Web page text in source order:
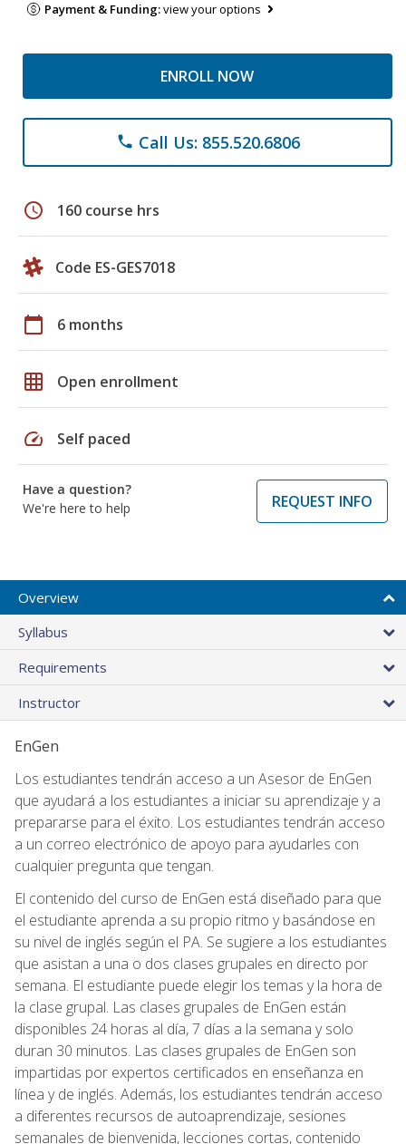
Payment & Funding:view your options
ENROLL NOW
phone Call Us: 855.520.6806
schedule 160 course hrs
Code ES-GES7018
calendar_today 6 months
grid_on Open enrollment
speed Self paced
Have a question?
We're here to help
REQUEST INFO
Overview
Syllabus
Requirements
Instructor
EnGen
Los estudiantes tendrán acceso a un Asesor de EnGen
que ayudará a los estudiantes a iniciar su aprendizaje y a
prepararse para el éxito. Los estudiantes tendrán acceso
a un correo electrónico de apoyo para ayudarles con
cualquier pregunta que tengan.
El contenido del curso de EnGen está diseñado para que
el estudiante aprenda a su propio ritmo y basándose en
su nivel de inglés según el PA. Se sugiere a los estudiantes
que asistan a una o dos clases grupales en directo por
semana. El estudiante puede elegir los temas y la hora de
la clase grupal. Las clases grupales de EnGen están
disponibles 24 horas al día, 7 días a la semana y solo
duran 30 minutos. Las clases grupales de EnGen son
impartidas por expertos certificados en enseñanza en
línea y de inglés. Además, los estudiantes tendrán acceso
a diferentes recursos de autoaprendizaje, sesiones
semanales de bienvenida, lecciones cortas, contenido